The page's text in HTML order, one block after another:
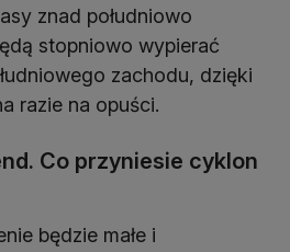
znad południowo
stopniowo wypierać
zachodu, dzięki
razie na opuści.
Co przyniesie cyklon
będzie małe i